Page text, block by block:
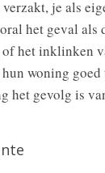
je als
het geval als
het inklinken
woning
het gevolg is